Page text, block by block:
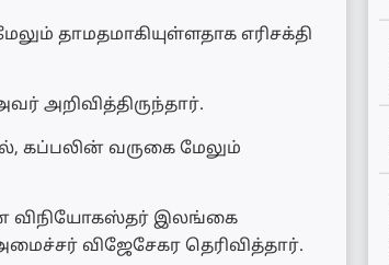
தாமதமாகியுள்ளதாக எரிசக்தி
அறிவித்திருந்தார்.
கப்பலின் வருகை மேலும்
விநியோகஸ்தர் இலங்கை
விஜேசேகர தெரிவித்தார்.